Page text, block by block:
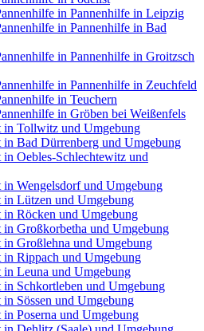
in Pannenhilfe in Leipzig
in Pannenhilfe in Bad
in Pannenhilfe in Groitzsch
in Pannenhilfe in Zeuchfeld
in Teuchern
in Gröben bei Weißenfels
Tollwitz und Umgebung
Bad Dürrenberg und Umgebung
Oebles-Schlechtewitz und
Wengelsdorf und Umgebung
Lützen und Umgebung
Röcken und Umgebung
Großkorbetha und Umgebung
Großlehna und Umgebung
Rippach und Umgebung
Leuna und Umgebung
Schkortleben und Umgebung
Sössen und Umgebung
Poserna und Umgebung